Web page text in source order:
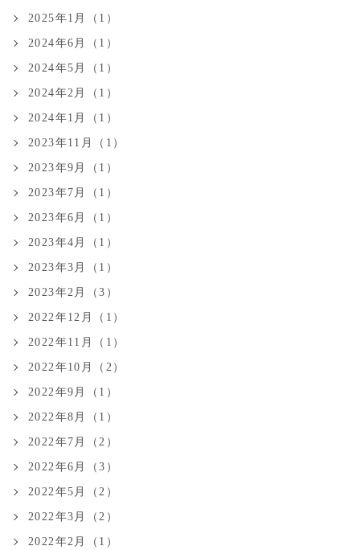
2025年1月（1）
2024年6月（1）
2024年5月（1）
2024年2月（1）
2024年1月（1）
2023年11月（1）
2023年9月（1）
2023年7月（1）
2023年6月（1）
2023年4月（1）
2023年3月（1）
2023年2月（3）
2022年12月（1）
2022年11月（1）
2022年10月（2）
2022年9月（1）
2022年8月（1）
2022年7月（2）
2022年6月（3）
2022年5月（2）
2022年3月（2）
2022年2月（1）